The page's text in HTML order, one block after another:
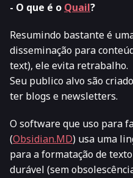
- O que é o Quail?
Resumindo bastante é
disseminação para
text), ele evita retrabalho.
Seu publico alvo são
ter blogs e newsletters.
O software que uso para
(Obsidian.MD) usa uma
para a formatação de
durável (sem